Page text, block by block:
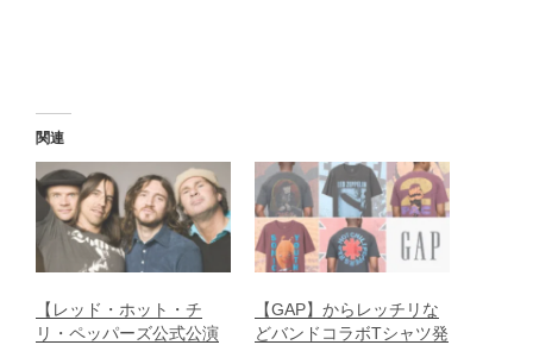
関連
【レッド・ホット・チ
リ・ペッパーズ公式公演
【GAP】からレッチリな
どバンドコラボTシャツ発